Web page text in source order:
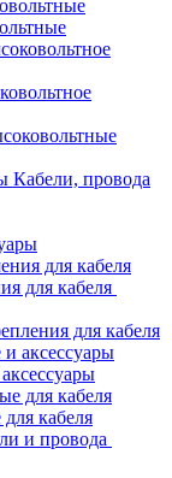
Кабели, провода
для кабеля
для кабеля
кабеля
и провода